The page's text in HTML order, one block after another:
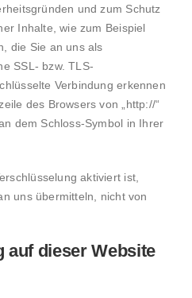
und zum Schutz
Inhalte, wie zum Beispiel
die Sie an uns als
SSL- bzw. TLS-
Verbindung erkennen
des Browsers von „http://“
dem Schloss-Symbol in Ihrer
aktiviert ist,
uns übermitteln, nicht von
auf dieser Website